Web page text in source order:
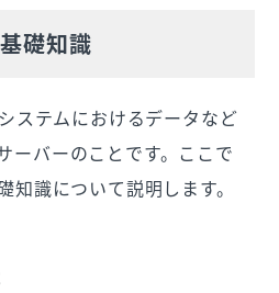
礎知識
ステムにおけるデータなど
ーバーのことです。ここで
知識について説明します。